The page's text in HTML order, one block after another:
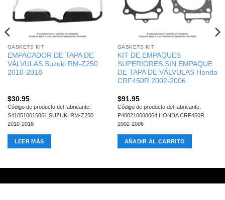
GASKETS KIT
EMPACADOR DE TAPA DE
VÁLVULAS Suzuki RM-Z250
2010-2018
$30.95
Código de producto del fabricante:
S410510015061 SUZUKI RM-Z250
2010-2018
LEER MÁS
GASKETS KIT
KIT DE EMPAQUES
SUPERIORES SIN EMPAQUE
DE TAPA DE VÁLVULAS Honda
CRF450R 2002-2006
$91.95
Código de producto del fabricante:
P400210600064 HONDA CRF450R
2002-2006
AÑADIR AL CARRITO